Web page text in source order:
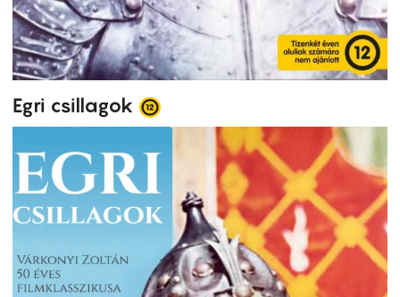
Egri csillagok